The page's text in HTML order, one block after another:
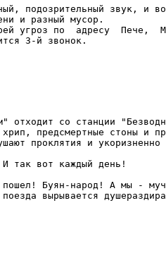
подозрительный звук, и
и разный мусор.
угроз по  адресу  Пече,
3-й звонок.
отходит со станции
предсмертные стоны и
проклятия и укоризненно
так вот каждый день!
Буян-народ! А мы -
вырывается